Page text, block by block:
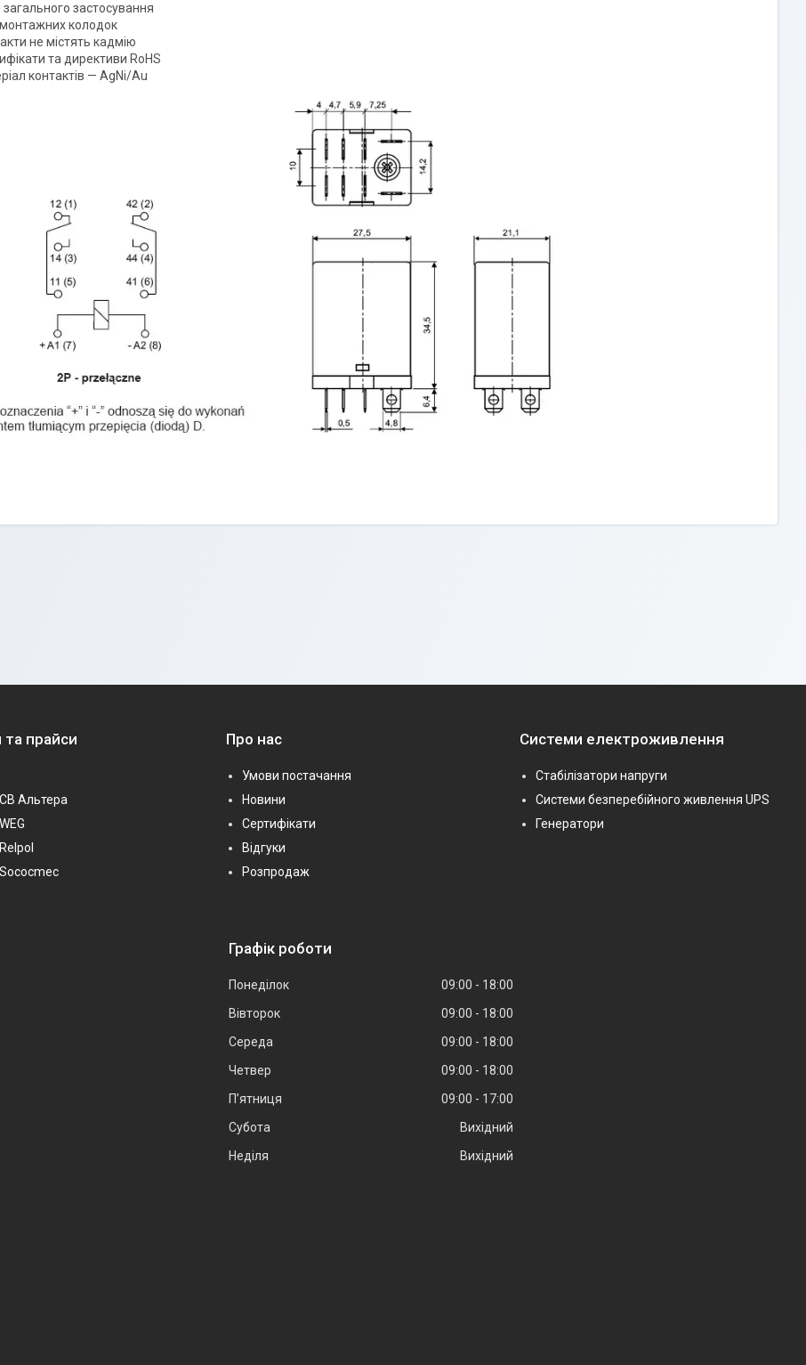
загального застосування
колодок
не містять кадмію
та директиви RoHS
контактів — AgNi/Au
та прайси
Альтера
Про нас
Умови постачання
Новини
Сертифікати
Відгуки
Розпродаж
Системи електроживлення
Стабілізатори напруги
Системи безперебійного живлення UPS
Генератори
Графік роботи
Понеділок 09:00
18:00
Вівторок
09:00
18:00
Середа
09:00
18:00
Четвер
09:00
18:00
Пʼятниця
09:00
17:00
Субота
Вихідний
Неділя
Вихідний